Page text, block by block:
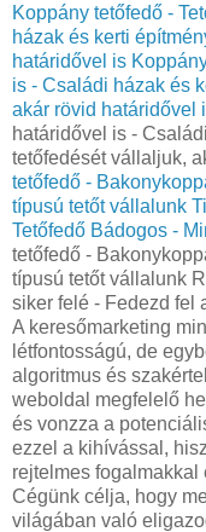
Koppány tetőfedő -
házak és kerti
határidővel is
is - Családi házak és
akár rövid határidővel
határidővel is -
tetőfedését vállaljuk,
tetőfedő -
típusú tetőt vállalunk
Tetőfedő Bádogos -
tetőfedő -
típusú tetőt vállalunk
siker felé - Fedezd fel
A keresőmarketing
létfontosságú, de
algoritmus és
weboldal megfelelő
és vonzza a
ezzel a kihívással,
rejtelmes fogalmakkal
Cégünk célja, hogy
világában való